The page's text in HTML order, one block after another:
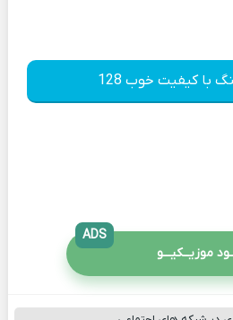
با کیفیت خوب 128
موزیــکیـــو
ADS